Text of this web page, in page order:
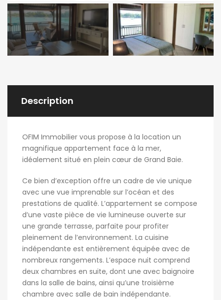
Description
OFIM Immobilier vous propose à la location un
magnifique appartement face à la mer,
idéalement situé en plein cœur de Grand Baie.
Ce bien d’exception offre un cadre de vie unique
avec une vue imprenable sur l’océan et des
prestations de qualité. L’appartement se compose
d’une vaste pièce de vie lumineuse ouverte sur
une grande terrasse, parfaite pour profiter
pleinement de l’environnement. La cuisine
indépendante est entièrement équipée avec de
nombreux rangements. L’espace nuit comprend
deux chambres en suite, dont une avec baignoire
dans la salle de bains, ainsi qu’une troisième
chambre avec salle de bain indépendante.